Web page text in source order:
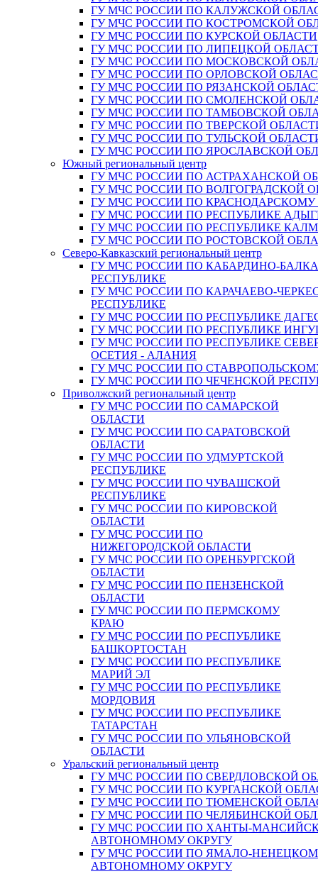
ГУ МЧС РОССИИ ПО КАЛУЖСКОЙ
ГУ МЧС РОССИИ ПО КОСТРОМСКОЙ
ГУ МЧС РОССИИ ПО КУРСКОЙ ОБЛАСТИ
ГУ МЧС РОССИИ ПО ЛИПЕЦКОЙ
ГУ МЧС РОССИИ ПО МОСКОВСКОЙ
ГУ МЧС РОССИИ ПО ОРЛОВСКОЙ
ГУ МЧС РОССИИ ПО РЯЗАНСКОЙ
ГУ МЧС РОССИИ ПО СМОЛЕНСКОЙ
ГУ МЧС РОССИИ ПО ТАМБОВСКОЙ
ГУ МЧС РОССИИ ПО ТВЕРСКОЙ
ГУ МЧС РОССИИ ПО ТУЛЬСКОЙ
ГУ МЧС РОССИИ ПО ЯРОСЛАВСКОЙ
Южный региональный центр
ГУ МЧС РОССИИ ПО АСТРАХАНСКОЙ
ГУ МЧС РОССИИ ПО ВОЛГОГРАДСКОЙ
ГУ МЧС РОССИИ ПО
ГУ МЧС РОССИИ ПО РЕСПУБЛИКЕ
ГУ МЧС РОССИИ ПО РЕСПУБЛИКЕ
ГУ МЧС РОССИИ ПО РОСТОВСКОЙ
Северо-Кавказский региональный центр
ГУ МЧС РОССИИ ПО КАБАРДИНО-
РЕСПУБЛИКЕ
ГУ МЧС РОССИИ ПО КАРАЧАЕВО-
РЕСПУБЛИКЕ
ГУ МЧС РОССИИ ПО РЕСПУБЛИКЕ
ГУ МЧС РОССИИ ПО РЕСПУБЛИКЕ
ГУ МЧС РОССИИ ПО РЕСПУБЛИКЕ
ОСЕТИЯ - АЛАНИЯ
ГУ МЧС РОССИИ ПО
ГУ МЧС РОССИИ ПО ЧЕЧЕНСКОЙ
Приволжский региональный центр
ГУ МЧС РОССИИ ПО САМАРСКОЙ
ОБЛАСТИ
ГУ МЧС РОССИИ ПО САРАТОВСКОЙ
ОБЛАСТИ
ГУ МЧС РОССИИ ПО УДМУРТСКОЙ
РЕСПУБЛИКЕ
ГУ МЧС РОССИИ ПО ЧУВАШСКОЙ
РЕСПУБЛИКЕ
ГУ МЧС РОССИИ ПО КИРОВСКОЙ
ОБЛАСТИ
ГУ МЧС РОССИИ ПО
НИЖЕГОРОДСКОЙ ОБЛАСТИ
ГУ МЧС РОССИИ ПО ОРЕНБУРГСКОЙ
ОБЛАСТИ
ГУ МЧС РОССИИ ПО ПЕНЗЕНСКОЙ
ОБЛАСТИ
ГУ МЧС РОССИИ ПО ПЕРМСКОМУ
КРАЮ
ГУ МЧС РОССИИ ПО РЕСПУБЛИКЕ
БАШКОРТОСТАН
ГУ МЧС РОССИИ ПО РЕСПУБЛИКЕ
МАРИЙ ЭЛ
ГУ МЧС РОССИИ ПО РЕСПУБЛИКЕ
МОРДОВИЯ
ГУ МЧС РОССИИ ПО РЕСПУБЛИКЕ
ТАТАРСТАН
ГУ МЧС РОССИИ ПО УЛЬЯНОВСКОЙ
ОБЛАСТИ
Уральский региональный центр
ГУ МЧС РОССИИ ПО СВЕРДЛОВСКОЙ
ГУ МЧС РОССИИ ПО КУРГАНСКОЙ
ГУ МЧС РОССИИ ПО ТЮМЕНСКОЙ
ГУ МЧС РОССИИ ПО ЧЕЛЯБИНСКОЙ
ГУ МЧС РОССИИ ПО ХАНТЫ-
АВТОНОМНОМУ ОКРУГУ
ГУ МЧС РОССИИ ПО ЯМАЛО-
АВТОНОМНОМУ ОКРУГУ